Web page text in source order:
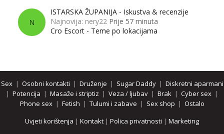
N
ISTARSKA ŽUPANIJA - Iskustva & recenzije
Najnovija: nery22 Prije 57 minuta
Cro Escort - Teme po lokacijama
Sex| Osobni kontakti | Druženje | Sugar Daddy| Diskretni aparmani
| Potencija | Masaže i striptiz | Veza / ljubav | Brak | Cyber sex |
Phone sex| Fetish | Tulumi i zabave | Sex shop | Ostalo
Uvjeti korištenja | Kontakt | Polica privatnosti | Marketing